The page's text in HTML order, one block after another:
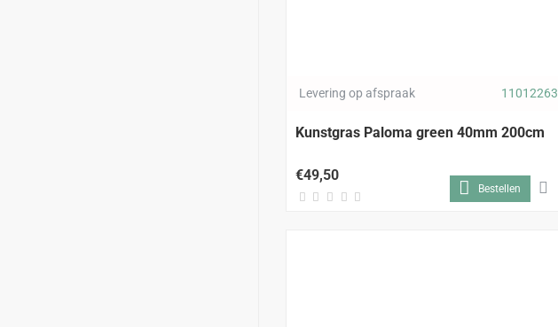
Levering op afspraak 11012263
Kunstgras Paloma green 40mm 200cm
€49,50
Bestellen